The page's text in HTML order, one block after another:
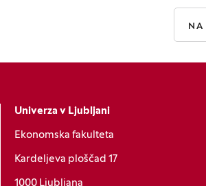
NA
Univerza v Ljubljani
Ekonomska fakulteta
Kardeljeva ploščad 17
1000 Ljubljana